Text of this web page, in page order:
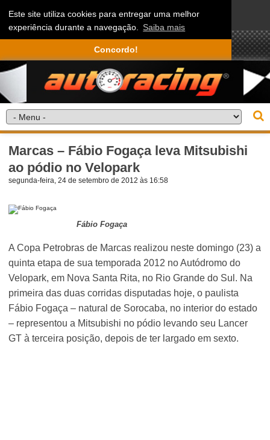
Este site utiliza cookies para entregar uma melhor
experiência durante a navegação. Saiba mais
Concordo!
Marcas – Fábio Fogaça leva Mitsubishi
ao pódio no Velopark
segunda-feira, 24 de setembro de 2012 às 16:58
Fábio Fogaça
A Copa Petrobras de Marcas realizou neste domingo (23) a
quinta etapa de sua temporada 2012 no Autódromo do
Velopark, em Nova Santa Rita, no Rio Grande do Sul. Na
primeira das duas corridas disputadas hoje, o paulista
Fábio Fogaça – natural de Sorocaba, no interior do estado
– representou a Mitsubishi no pódio levando seu Lancer
GT à terceira posição, depois de ter largado em sexto.